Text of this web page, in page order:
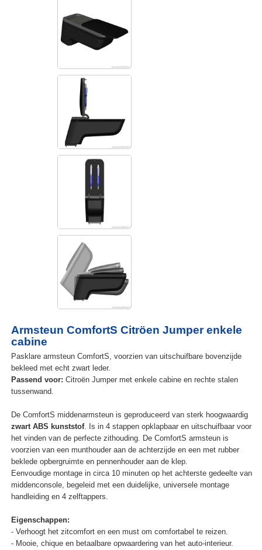
Armsteun ComfortS Citröen Jumper enkele
cabine
Pasklare armsteun ComfortS, voorzien van uitschuifbare bovenzijde
bekleed met echt zwart leder.
Passend voor: Citroën Jumper met enkele cabine en rechte stalen
tussenwand.
De ComfortS middenarmsteun is geproduceerd van sterk hoogwaardig
zwart ABS kunststof. Is in 4 stappen opklapbaar en uitschuifbaar voor
het vinden van de perfecte zithouding. De ComfortS armsteun is
voorzien van een munthouder aan de achterzijde en een met rubber
beklede opbergruimte en pennenhouder aan de klep.
Eenvoudige montage in circa 10 minuten op het achterste gedeelte van
middenconsole, begeleid met een duidelijke, universele montage
handleiding en 4 zelftappers.
Eigenschappen:
- Verhoogt het zitcomfort en een must om comfortabel te reizen.
- Mooie, chique en betaalbare opwaardering van het auto-interieur.